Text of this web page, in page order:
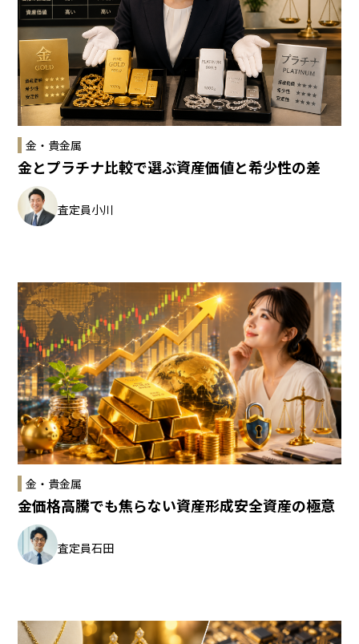
金・貴金属
金とプラチナ比較で選ぶ資産価値と希少性の差
査定員小川
金・貴金属
金価格高騰でも焦らない資産形成安全資産の極意
査定員石田